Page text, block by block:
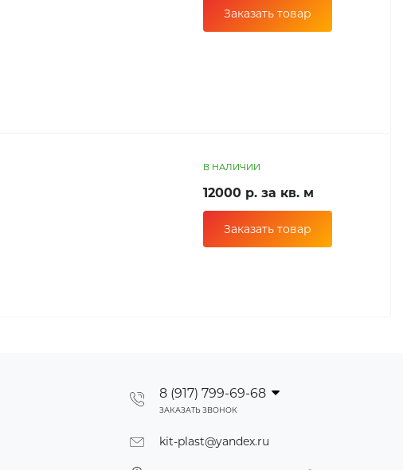
Заказать товар
В НАЛИЧИИ
12000 р. за кв. м
Заказать товар
8 (917) 799-69-68
ЗАКАЗАТЬ ЗВОНОК
kit-plast@yandex.ru